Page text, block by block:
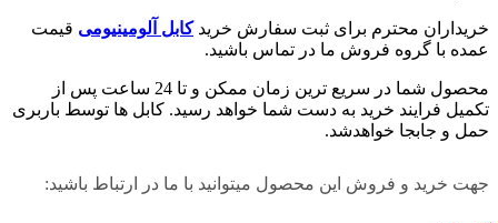
خریداران محترم برای ثبت سفارش خریدکابل آلومینیومی قیمت
عمده با گروه فروش ما در تماس باشید.
محصول شما در سریع ترین زمان ممکن و تا 24 ساعت پس از
تکمیل فرایند خرید به دست شما خواهد رسید. کابل ها توسط باربری
حمل و جابجا خواهدشد.
جهت خرید و فروش این محصول میتوانید با ما در ارتباط باشید: